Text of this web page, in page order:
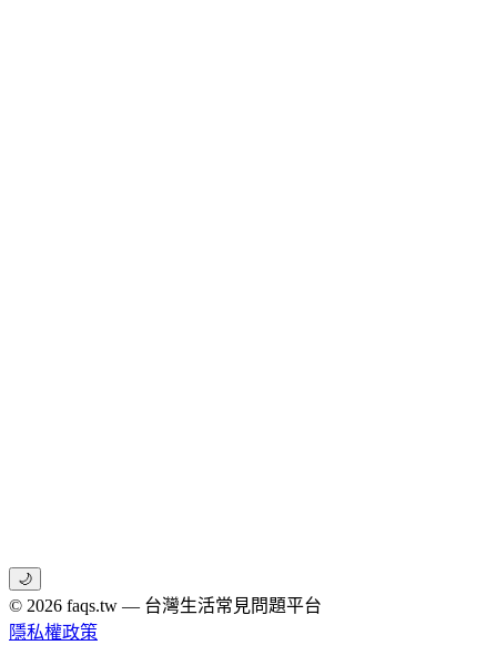
🌙
© 2026 faqs.tw — 台灣生活常見問題平台
隱私權政策